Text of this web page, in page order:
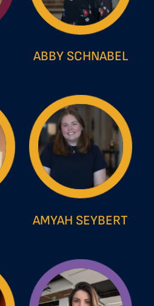
ABBY SCHNABEL
AMYAH SEYBERT